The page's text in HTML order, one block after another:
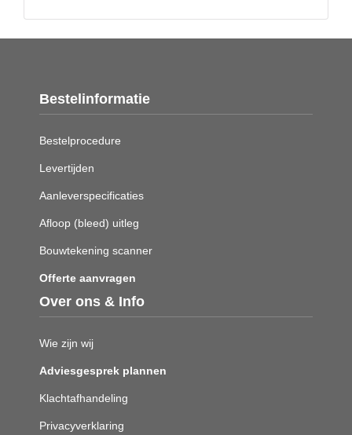
Bestelinformatie
Bestelprocedure
Levertijden
Aanleverspecificaties
Afloop (bleed) uitleg
Bouwtekening scanner
Offerte aanvragen
Over ons & Info
Wie zijn wij
Adviesgesprek plannen
Klachtafhandeling
Privacyverklaring